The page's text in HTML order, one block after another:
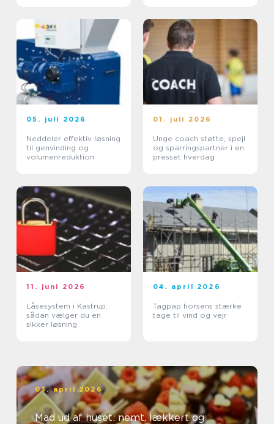
05. juli 2026
Neddeler effektiv løsning
til genvinding og
volumenreduktion
01. juli 2026
Unge coach støtte, spejl
og sparringspartner i en
presset hverdag
11. juni 2026
Låsesystem i Kastrup:
sådan vælger du en
sikker løsning
04. april 2026
Tagpap horsens stærke
tage til vind og vejr
03. april 2026
Mad ud af huset: nemt, lækkert og